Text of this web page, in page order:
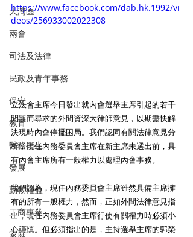
大灣區
兩會
司法及法律
民政及青年事務
保安
教育
醫務衛生
發展
動物權益
工商專業
家庭
https://www.facebook.com/dab.hk.1992/vi
deos/256933002022308
立法會主席今日發出就內會選舉主席引起的若干
問題而尋求的外間資深大律師意見，以期盡快解
決現時內會停擺困局。我們認同有關法律意見分
析，現任內務委員會主席在新主席未選出前，具
有內會主席所有一般權力以處理內會事務。
我們認為，現任內務委員會主席雖然具備主席擁
有的所有一般權力，然而，正如外間法律意見指
出，現任內務委員會主席行使有關權力時必須小
心謹慎。但必須指出的是，主持選舉主席的郭榮